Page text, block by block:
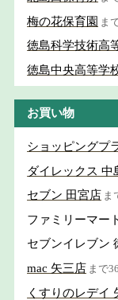
梅の花保育園 ま
徳島科学技術高
徳島中央高等学
お買い物
ショッピングプ
ダイレックス 中
セブン 田宮店 ま
ファミリーマー
セブンイレブン
mac 矢三店 まで
くすりのレデイ